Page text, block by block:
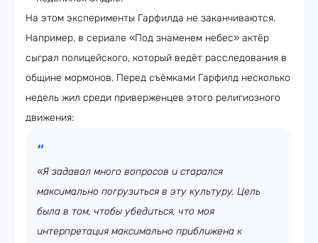
На этом эксперименты Гарфилда не заканчиваются.
Например, в сериале «Под знаменем небес» актёр
сыграл полицейского, который ведёт расследования в
общине мормонов. Перед съёмками Гарфилд несколько
недель жил среди приверженцев этого религиозного
движения:
«Я задавал много вопросов и старался
максимально погрузиться в эту культуру. Цель
была в том, чтобы убедиться, что моя
интерпретация максимально приближена к